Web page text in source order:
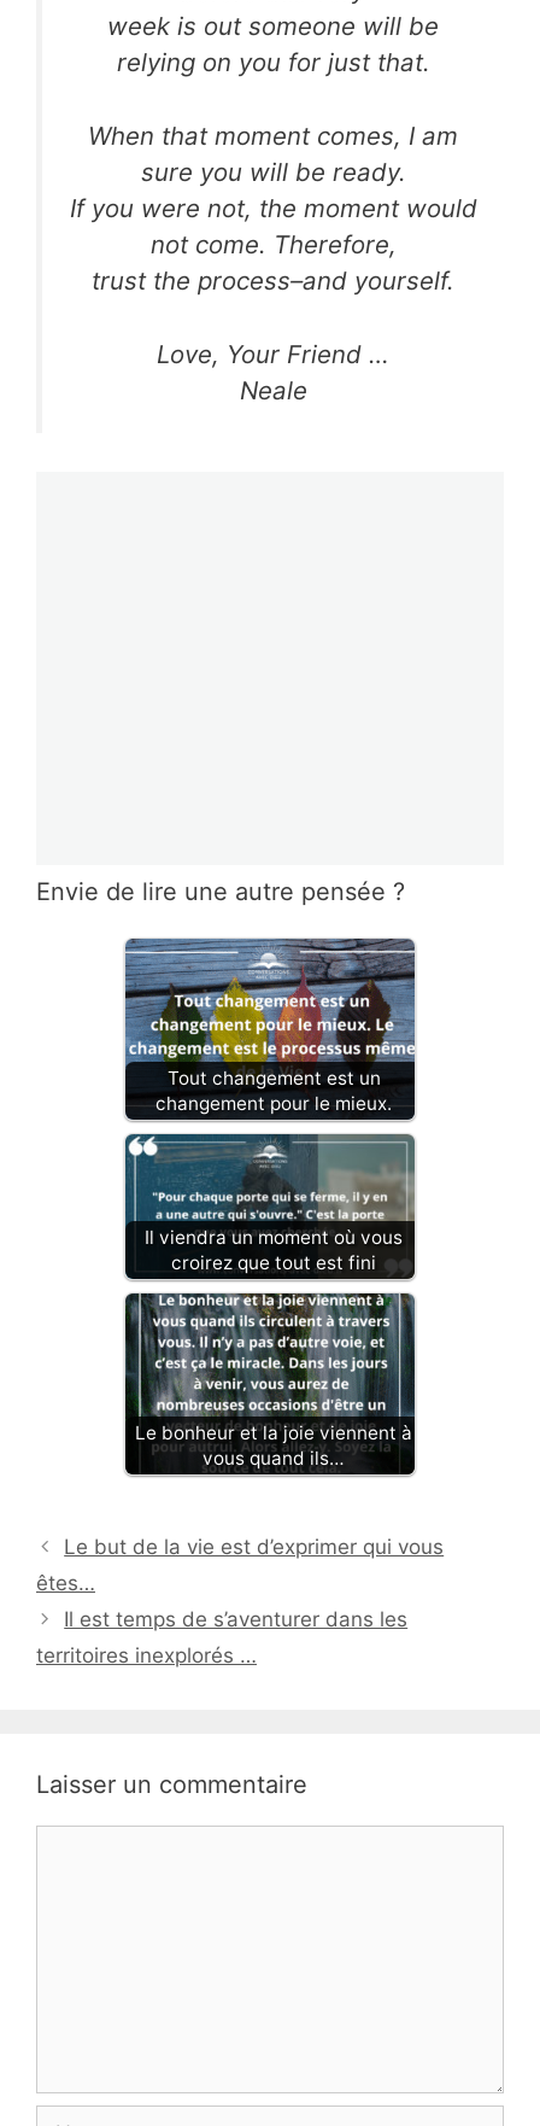
week is out someone will be
relying on you for just that.
When that moment comes, I am
sure you will be ready.
If you were not, the moment would
not come. Therefore,
trust the process–and yourself.
Love, Your Friend …
Neale
Envie de lire une autre pensée ?
Tout changement est un
changement pour le mieux.
Il viendra un moment où vous
croirez que tout est fini
Le bonheur et la joie viennent à
vous quand ils…
Le but de la vie est d’exprimer qui vous
êtes…
Il est temps de s’aventurer dans les
territoires inexplorés …
Laisser un commentaire